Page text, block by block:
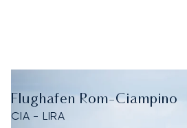
Flughafen Rom-Ciampino
CIA - LIRA